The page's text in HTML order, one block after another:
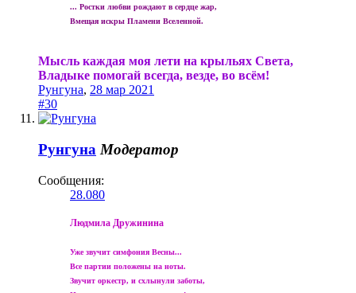
... Ростки любви рождают в сердце жар,
Вмещая искры Пламени Вселенной.
Мысль каждая моя лети на крыльях Света,
Владыке помогай всегда, везде, во всём!
Рунгуна, 28 мар 2021
#30
Рунгуна Модератор
Сообщения:
28.080
Людмила Дружинина
Уже звучит симфония Весны...
Все партии положены на ноты.
Звучит оркестр, и схлынули заботы,